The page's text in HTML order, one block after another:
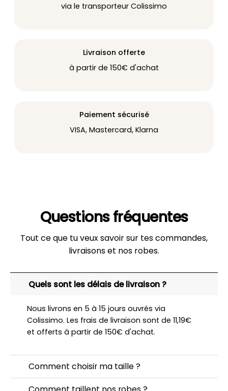
via le transporteur Colissimo
Livraison offerte
à partir de 150€ d'achat
Paiement sécurisé
VISA, Mastercard, Klarna
Questions fréquentes
Tout ce que tu veux savoir sur tes commandes,
livraisons et nos robes.
Quels sont les délais de livraison ?
Nous livrons en 5 à 15 jours ouvrés via
Colissimo. Les frais de livraison sont de 11,19€
et offerts à partir de 150€ d'achat.
Comment choisir ma taille ?